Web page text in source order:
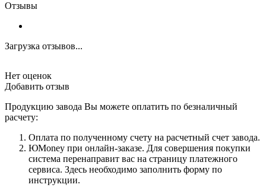
Отзывы
Загрузка отзывов...
Нет оценок
Добавить отзыв
Продукцию завода Вы можете оплатить по безналичный
расчету:
Оплата по полученному счету на расчетный счет завода.
ЮMoney при онлайн-заказе. Для совершения покупки
система перенаправит вас на страницу платежного
сервиса. Здесь необходимо заполнить форму по
инструкции.